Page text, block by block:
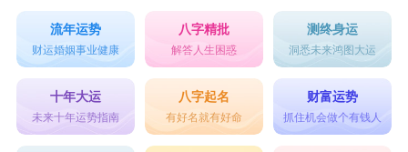
流年运势
财运婚姻事业健康
八字精批
解答人生困惑
测终身运
洞悉未来鸿图大运
十年大运
未来十年运势指南
八字起名
有好名就有好命
财富运势
抓住机会做个有钱人